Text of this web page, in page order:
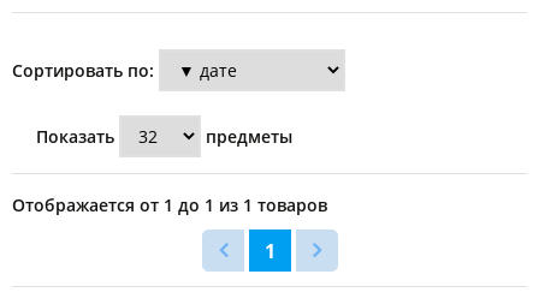
Сортировать по:
Показать предметы
Отображается от 1 до 1 из 1 товаров
1